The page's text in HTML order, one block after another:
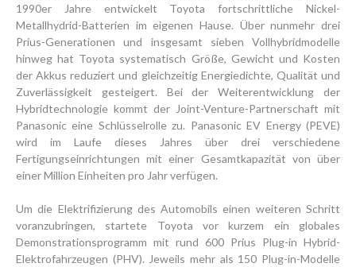
1990er Jahre entwickelt Toyota fortschrittliche Nickel-
Metallhydrid-Batterien im eigenen Hause. Über nunmehr drei
Prius-Generationen und insgesamt sieben Vollhybridmodelle
hinweg hat Toyota systematisch Größe, Gewicht und Kosten
der Akkus reduziert und gleichzeitig Energiedichte, Qualität und
Zuverlässigkeit gesteigert. Bei der Weiterentwicklung der
Hybridtechnologie kommt der Joint-Venture-Partnerschaft mit
Panasonic eine Schlüsselrolle zu. Panasonic EV Energy (PEVE)
wird im Laufe dieses Jahres über drei verschiedene
Fertigungseinrichtungen mit einer Gesamtkapazität von über
einer Million Einheiten pro Jahr verfügen.
Um die Elektrifizierung des Automobils einen weiteren Schritt
voranzubringen, startete Toyota vor kurzem ein globales
Demonstrationsprogramm mit rund 600 Prius Plug-in Hybrid-
Elektrofahrzeugen (PHV). Jeweils mehr als 150 Plug-in-Modelle